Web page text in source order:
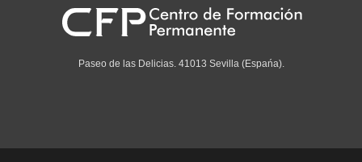
Paseo de las Delicias. 41013 Sevilla (Espańa).